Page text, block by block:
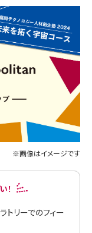
※画像はイメージです
！
リーでのフィー